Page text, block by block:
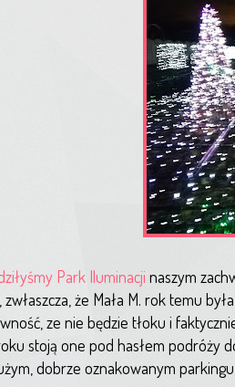
Park Iluminacji naszym
że Mała M. rok temu
ze nie będzie tłoku i
stoją one pod hasłem podróży
dobrze oznakowanym